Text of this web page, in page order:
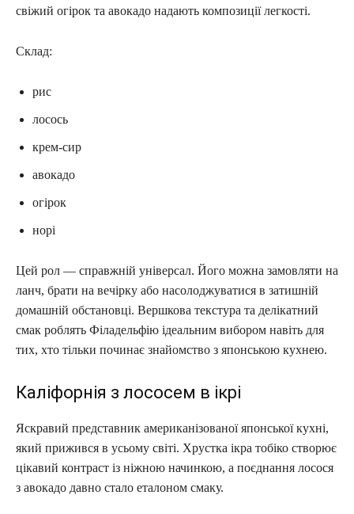
свіжий огірок та авокадо надають композиції легкості.
Склад:
рис
лосось
крем-сир
авокадо
огірок
норі
Цей рол — справжній універсал. Його можна замовляти на
ланч, брати на вечірку або насолоджуватися в затишній
домашній обстановці. Вершкова текстура та делікатний
смак роблять Філадельфію ідеальним вибором навіть для
тих, хто тільки починає знайомство з японською кухнею.
Каліфорнія з лососем в ікрі
Яскравий представник американізованої японської кухні,
який прижився в усьому світі. Хрустка ікра тобіко створює
цікавий контраст із ніжною начинкою, а поєднання лосося
з авокадо давно стало еталоном смаку.